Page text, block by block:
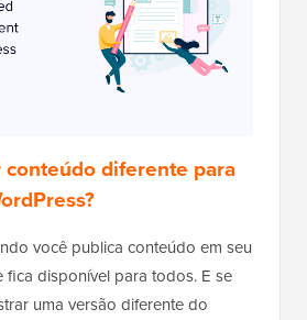
diferente para
você publica conteúdo em seu
fica disponível para todos. E se
uma versão diferente do